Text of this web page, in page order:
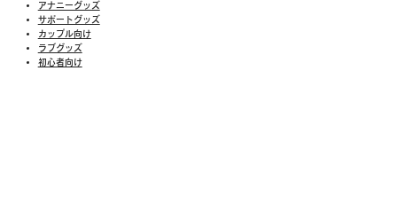
アナニーグッズ
サポートグッズ
カップル向け
ラブグッズ
​初心者向け